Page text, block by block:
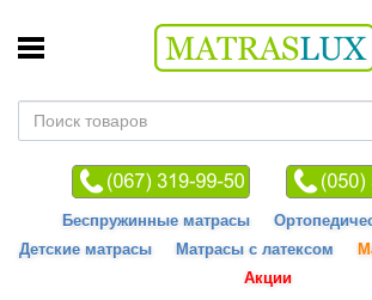
Беспружинные матрасы
Детские матрасы
Матрасы с латексом
Акции